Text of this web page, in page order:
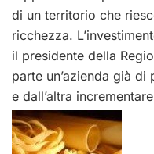
di un territorio che
ricchezza.
il presidente della
parte un’azienda già
e dall’altra